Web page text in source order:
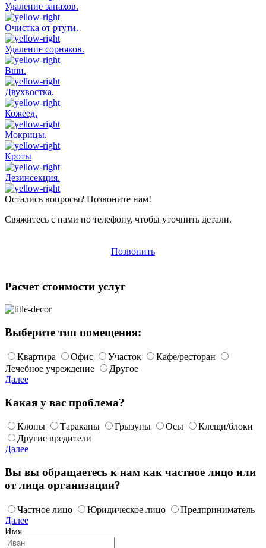
Удаление запахов.
Очистка от ртути.
Удаление сорняков.
Вши.
Двухвостка.
Кожеед.
Мокрицы.
Кроты
Дезинсекция.
Остались вопросы? Позвоните нам!
Свяжитесь с нами по телефону, чтобы уточнить детали.
Позвонить
Расчет стоимости услуг
Выберите тип помещения:
Квартира Офис Участок
Кафе/ресторан
Лечебное учреждение
Другое
Далее
Какая у вас проблема?
Клопы Тараканы Грызуны Осы
Клещи/блоки
Другие вредители
Далее
Вы вы обращаетесь к нам как частное лицо или
от лица организации?
Частное лицо Юридическое лицо
Предприниматель
Далее
Имя